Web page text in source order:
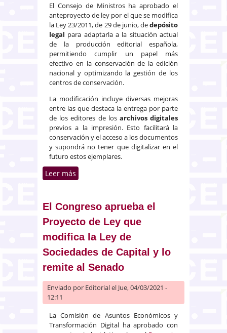
El Consejo de Ministros ha aprobado el
anteproyecto de ley por el que se modifica
la Ley 23/2011, de 29 de junio, dedepósito
legal para adaptarla a la situación actual
de la producción editorial española,
permitiendo cumplir un papel más
efectivo en la conservación de la edición
nacional y optimizando la gestión de los
centros de conservación.
La modificación incluye diversas mejoras
entre las que destaca la entrega por parte
de los editores de los archivos digitales
previos a la impresión. Esto facilitará la
conservación y el acceso a los documentos
y supondrá no tener que digitalizar en el
futuro estos ejemplares.
Leer más
El Congreso aprueba el
Proyecto de Ley que
modifica la Ley de
Sociedades de Capital y lo
remite al Senado
Enviado por Editorialel Jue, 04/03/2021 -
12:11
La Comisión de Asuntos Económicos y
Transformación Digital ha aprobado con